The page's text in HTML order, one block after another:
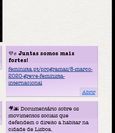
💜✊ Juntas somos mais
fortes!
feminista.pt/programas/8-marco-
2020-greve-feminista-
internacional
Abrir
🎥🌆 Documentário sobre os
movimentos sociais que
defendem o direito a habitar na
cidade de Lisboa.